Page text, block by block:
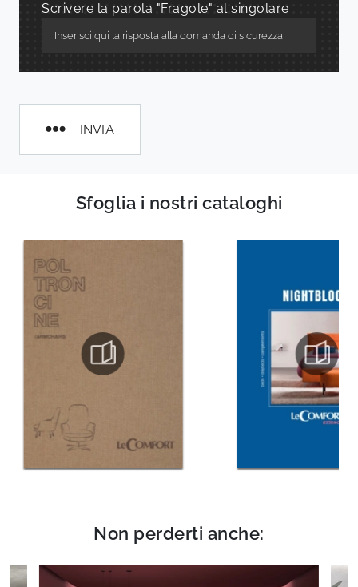
Sfoglia i nostri cataloghi
Scrivere la parola "Fragole" al singolare
INVIA
Non perderti anche: